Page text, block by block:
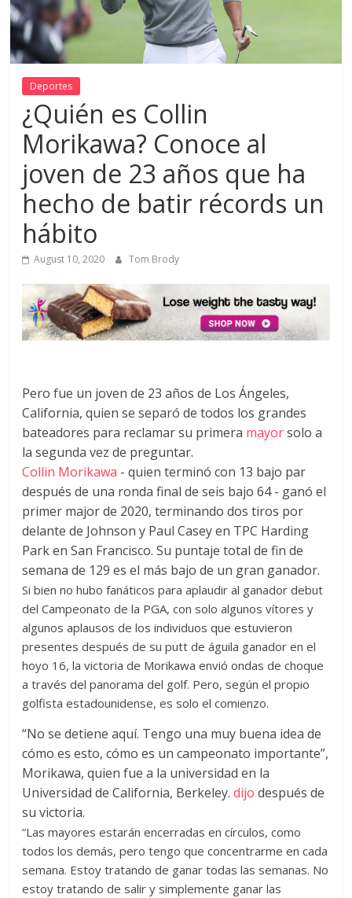
Deportes
¿Quién es Collin
Morikawa? Conoce al
joven de 23 años que ha
hecho de batir récords un
hábito
August 10, 2020 Tom Brody
Pero fue un joven de 23 años de Los Ángeles,
California, quien se separó de todos los grandes
bateadores para reclamar su primera mayorsolo a
la segunda vez de preguntar.
Collin Morikawa - quien terminó con 13 bajo par
después de una ronda final de seis bajo 64 - ganó el
primer major de 2020, terminando dos tiros por
delante de Johnson y Paul Casey en TPC Harding
Park en San Francisco. Su puntaje total de fin de
semana de 129 es el más bajo de un gran ganador.
Si bien no hubo fanáticos para aplaudir al ganador debut
del Campeonato de la PGA, con solo algunos vítores y
algunos aplausos de los individuos que estuvieron
presentes después de su putt de águila ganador en el
hoyo 16, la victoria de Morikawa envió ondas de choque
a través del panorama del golf. Pero, según el propio
golfista estadounidense, es solo el comienzo.
“No se detiene aquí. Tengo una muy buena idea de
cómo es esto, cómo es un campeonato importante”,
Morikawa, quien fue a la universidad en la
Universidad de California, Berkeley.dijo después de
su victoria.
“Las mayores estarán encerradas en círculos, como
todos los demás, pero tengo que concentrarme en cada
semana. Estoy tratando de ganar todas las semanas. No
estoy tratando de salir y simplemente ganar las